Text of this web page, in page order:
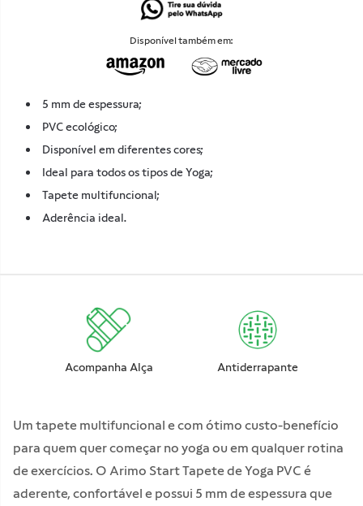
Disponível também em:
5 mm de espessura;
PVC ecológico;
Disponível em diferentes cores;
Ideal para todos os tipos de Yoga;
Tapete multifuncional;
Aderência ideal.
Acompanha Alça Antiderrapante
Um tapete multifuncional e com ótimo custo-benefício
para quem quer começar no yoga ou em qualquer rotina
de exercícios. O Arimo Start Tapete de Yoga PVC é
aderente, confortável e possui 5 mm de espessura que